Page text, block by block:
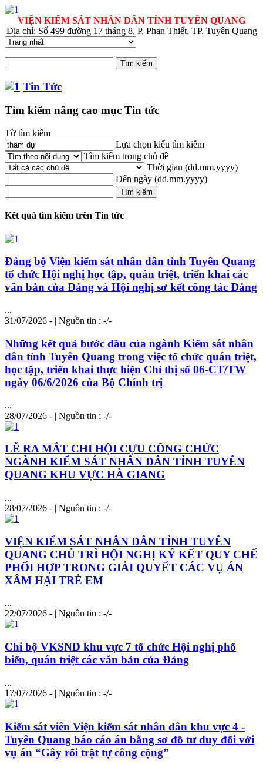
VIỆN KIỂM SÁT NHÂN DÂN TỈNH TUYÊN QUANG
Địa chỉ: Số 499 đường 17 tháng 8, P. Phan Thiết, TP. Tuyên Quang
Tin Tức
Tìm kiếm nâng cao mục Tin tức
Từ tìm kiếm
Lựa chọn kiểu tìm kiếm
Tìm kiếm trong chủ đề
Thời gian (dd.mm.yyyy)
Đến ngày (dd.mm.yyyy)
Kết quả tìm kiếm trên Tin tức
Đảng bộ Viện kiểm sát nhân dân tỉnh Tuyên Quang
tổ chức Hội nghị học tập, quán triệt, triển khai các
văn bản của Đảng và Hội nghị sơ kết công tác Đảng
...
31/07/2026 - | Nguồn tin : -/-
Những kết quả bước đầu của ngành Kiểm sát nhân
dân tỉnh Tuyên Quang trong việc tổ chức quán triệt,
học tập, triển khai thực hiện Chỉ thị số 06-CT/TW
ngày 06/6/2026 của Bộ Chính trị
...
28/07/2026 - | Nguồn tin : -/-
LỄ RA MẮT CHI HỘI CỰU CÔNG CHỨC
NGÀNH KIỂM SÁT NHÂN DÂN TỈNH TUYÊN
QUANG KHU VỰC HÀ GIANG
...
28/07/2026 - | Nguồn tin : -/-
VIỆN KIỂM SÁT NHÂN DÂN TỈNH TUYÊN
QUANG CHỦ TRÌ HỘI NGHỊ KÝ KẾT QUY CHẾ
PHỐI HỢP TRONG GIẢI QUYẾT CÁC VỤ ÁN
XÂM HẠI TRẺ EM
...
22/07/2026 - | Nguồn tin : -/-
Chi bộ VKSND khu vực 7 tổ chức Hội nghị phổ
biến, quán triệt các văn bản của Đảng
...
17/07/2026 - | Nguồn tin : -/-
Kiểm sát viên Viện kiểm sát nhân dân khu vực 4 -
Tuyên Quang báo cáo án bằng sơ đồ tư duy đối với
vụ án “Gây rối trật tự công cộng”